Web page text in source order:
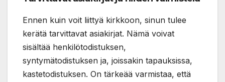
Ennen kuin voit liittyä kirkkoon, sinun tulee
kerätä tarvittavat asiakirjat. Nämä voivat
sisältää henkilötodistuksen,
syntymätodistuksen ja, joissakin tapauksissa,
kastetodistuksen. On tärkeää varmistaa, että